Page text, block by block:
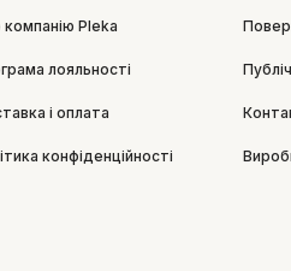
Pleka
лояльності
і оплата
конфіденційності